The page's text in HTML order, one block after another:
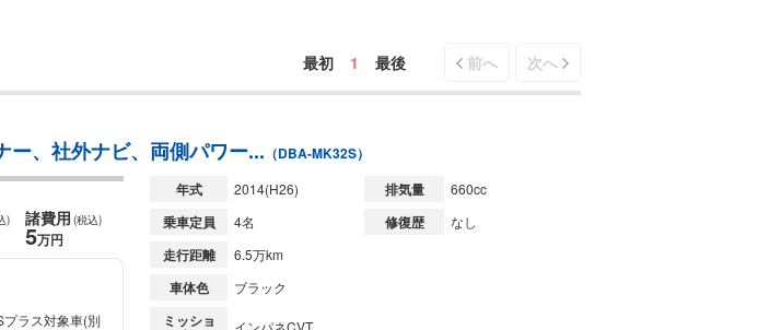
最初 1 最後 前へ 次へ
ー、社外ナビ、両側パワー... （DBA-MK32S）
) 諸費用 (税込)
5万円
ラス対象車(別
年式 2014(H26) 排気量 660cc
乗車定員 4名 修復歴 なし
走行距離 6.5万km
車体色 ブラック
ミッショ インパネCVT